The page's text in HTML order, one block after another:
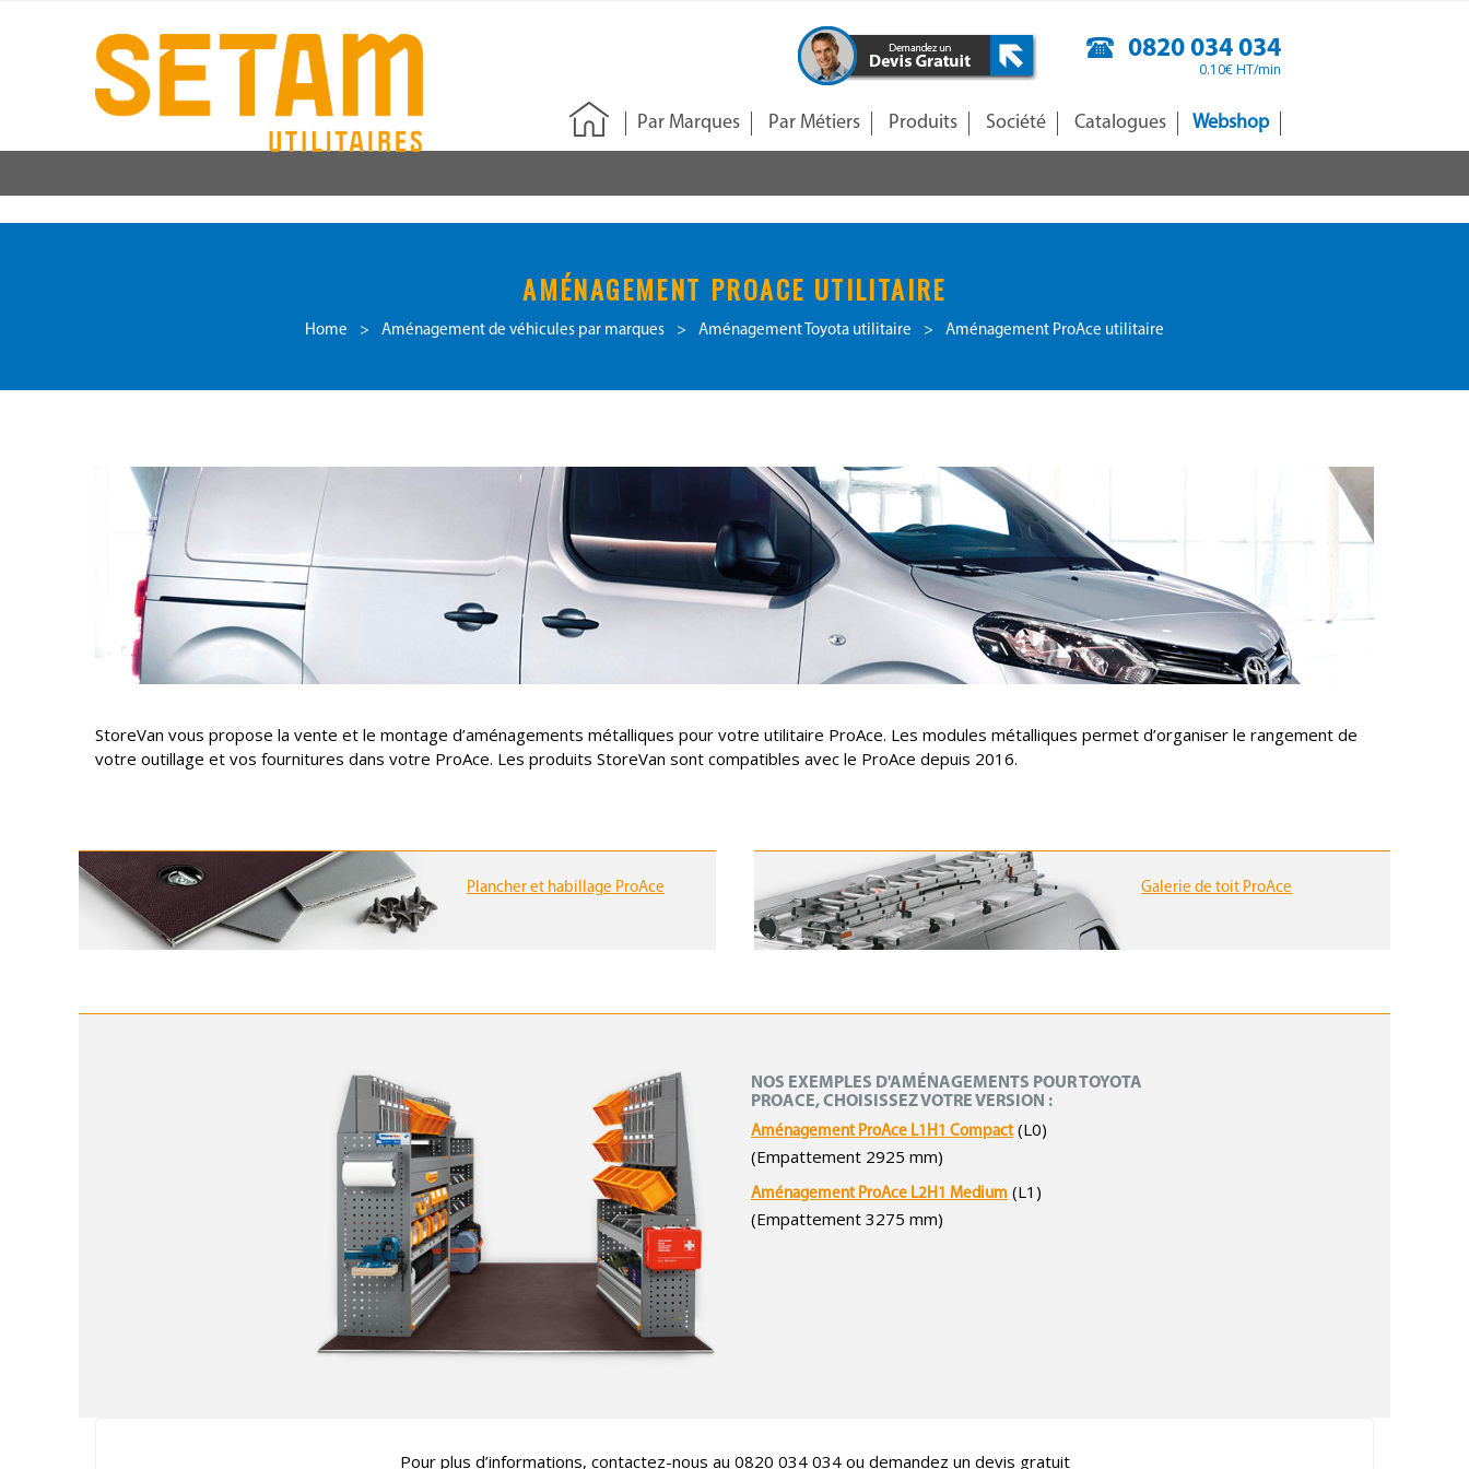
0820 034 034
0.10€ HT/min
Par Marques Par Métiers Produits Société Catalogues Webshop
AMÉNAGEMENT PROACE UTILITAIRE
Home > Aménagement de véhicules par marques > Aménagement Toyota utilitaire > Aménagement ProAce utilitaire
StoreVan vous propose la vente et le montage d’aménagements métalliques pour votre utilitaire ProAce. Les modules métalliques permet d’organiser le rangement de
votre outillage et vos fournitures dans votre ProAce. Les produits StoreVan sont compatibles avec le ProAce depuis 2016.
Plancher et habillage ProAce Galerie de toit ProAce
NOS EXEMPLES D'AMÉNAGEMENTS POUR TOYOTA
PROACE, CHOISISSEZ VOTRE VERSION :
Aménagement ProAce L1H1 Compact(L0)
(Empattement 2925 mm)
Aménagement ProAce L2H1 Medium (L1)
(Empattement 3275 mm)
Pour plus d’informations, contactez-nous au 0820 034 034 ou demandez un devis gratuit